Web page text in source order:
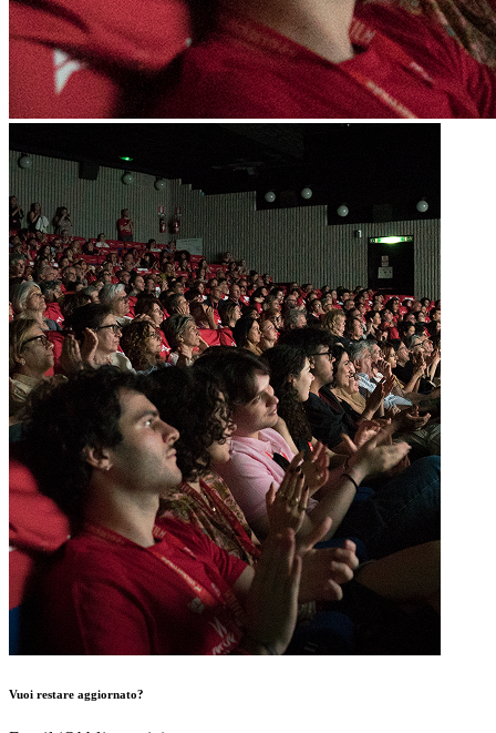
Vuoi restare aggiornato?